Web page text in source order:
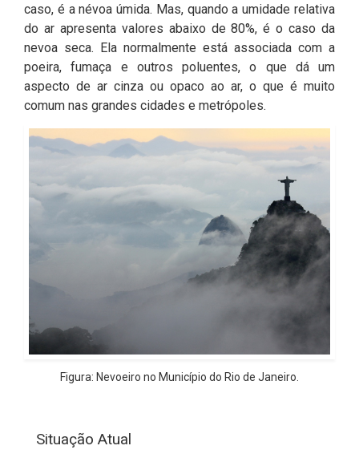
caso, é a névoa úmida. Mas, quando a umidade relativa
do ar apresenta valores abaixo de 80%, é o caso da
nevoa seca. Ela normalmente está associada com a
poeira, fumaça e outros poluentes, o que dá um
aspecto de ar cinza ou opaco ao ar, o que é muito
comum nas grandes cidades e metrópoles.
Figura: Nevoeiro no Município do Rio de Janeiro.
Situação Atual